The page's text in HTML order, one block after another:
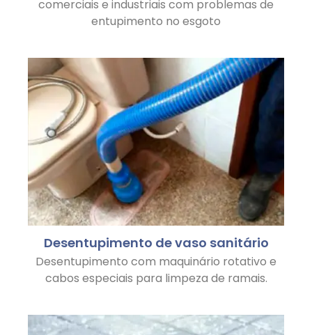
comerciais e industriais com problemas de
entupimento no esgoto
Desentupimento de vaso sanitário
Desentupimento com maquinário rotativo e
cabos especiais para limpeza de ramais.